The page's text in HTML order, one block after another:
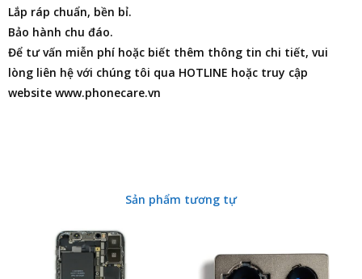
Lắp ráp chuẩn, bền bỉ.
Bảo hành chu đáo.
Để tư vấn miễn phí hoặc biết thêm thông tin chi tiết, vui
lòng liên hệ với chúng tôi qua HOTLINE hoặc truy cập
website www.phonecare.vn
Sản phẩm tương tự